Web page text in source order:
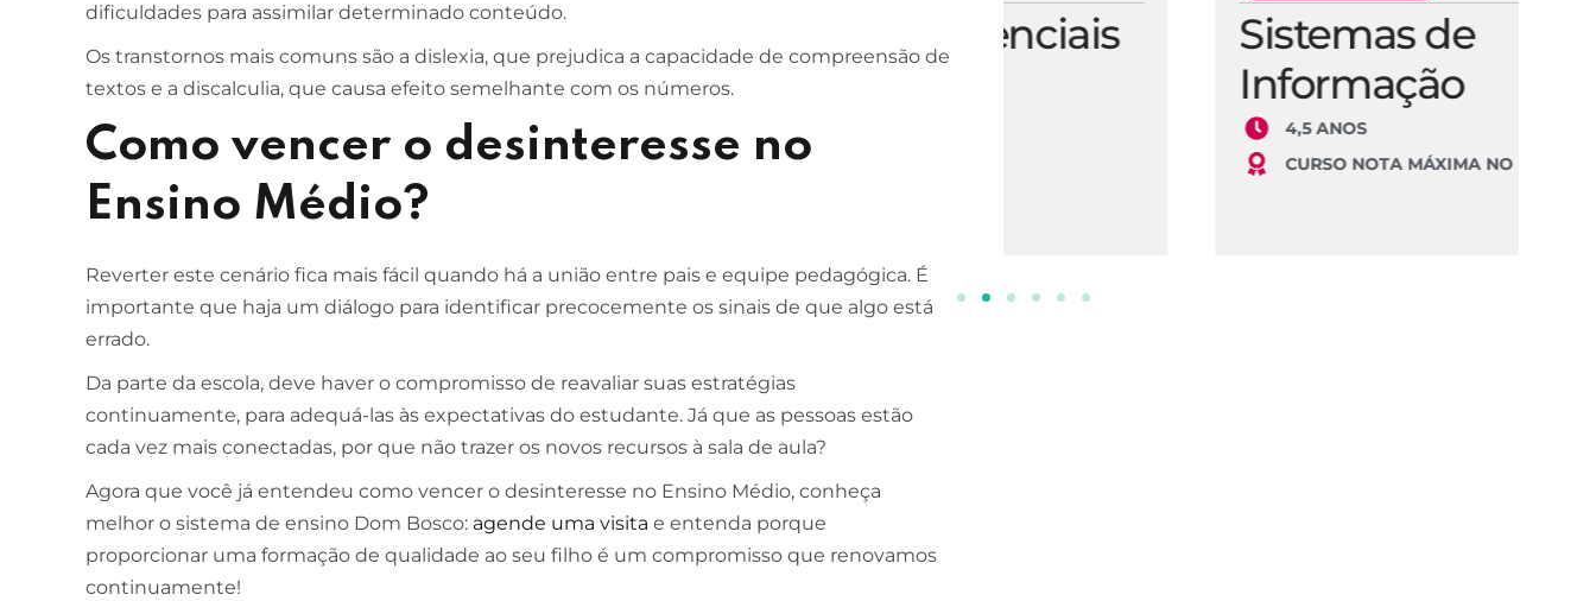
dificuldades para assimilar determinado conteúdo.
Os transtornos mais comuns são a dislexia, que prejudica a capacidade de compreensão de
textos e a discalculia, que causa efeito semelhante com os números.
Como vencer o desinteresse no
Ensino Médio?
Reverter este cenário fica mais fácil quando há a união entre pais e equipe pedagógica. É
importante que haja um diálogo para identificar precocemente os sinais de que algo está
errado.
Da parte da escola, deve haver o compromisso de reavaliar suas estratégias
continuamente, para adequá-las às expectativas do estudante. Já que as pessoas estão
cada vez mais conectadas, por que não trazer os novos recursos à sala de aula?
Agora que você já entendeu como vencer o desinteresse no Ensino Médio, conheça
melhor o sistema de ensino Dom Bosco: agende uma visita e entenda porque
proporcionar uma formação de qualidade ao seu filho é um compromisso que renovamos
continuamente!
Contábeis
4 ANOS
ENADE/MEC
Processos Gerenciais
Sistemas de
Informação
CURSO NOTA MÁXIMA NO MEC